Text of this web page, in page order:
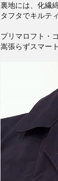
裏地には、化繊
タフタでキルテ
プリマロフト・
嵩張らずスマー